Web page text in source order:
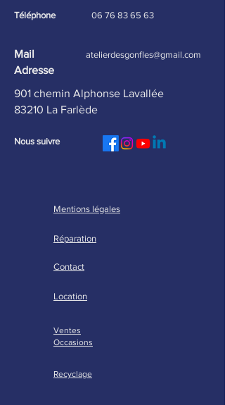
autrement :🌊 Paddle
Téléphone 06 76 83 65 63
atelierdesgonfles@gmail.com
Mail
Adresse
901 chemin Alphonse Lavallée
83210 La Farlède
Nous suivre
Mentions légales
Réparation
Contact
Location
Ventes
Occasions
Recyclage